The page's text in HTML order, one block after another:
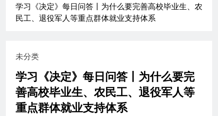
学习《决定》每日问答丨为什么要完善高校毕业生、农
民工、退役军人等重点群体就业支持体系
未分类
学习《决定》每日问答丨为什么要完
善高校毕业生、农民工、退役军人等
重点群体就业支持体系